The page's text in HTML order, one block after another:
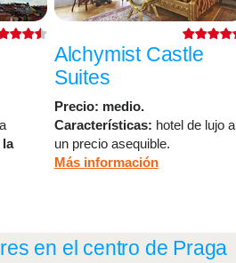
la
Alchymist Castle
Suites
Precio: medio.
Características: hotel de lujo a
un precio asequible.
Más información
en el centro de Praga